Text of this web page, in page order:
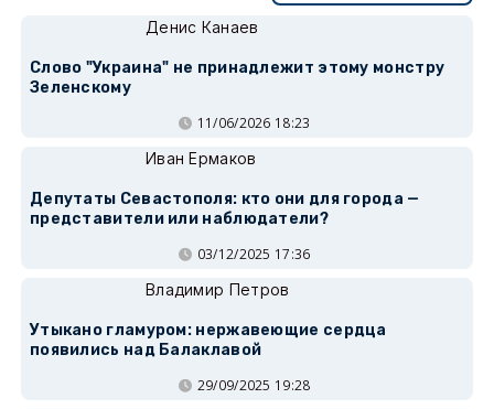
Денис Канаев
Слово "Украина" не принадлежит этому монстру
Зеленскому
11/06/2026 18:23
Иван Ермаков
Депутаты Севастополя: кто они для города —
представители или наблюдатели?
03/12/2025 17:36
Владимир Петров
Утыкано гламуром: нержавеющие сердца
появились над Балаклавой
29/09/2025 19:28